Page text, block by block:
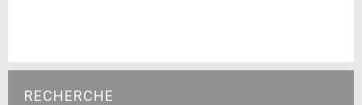
RECHERCHE